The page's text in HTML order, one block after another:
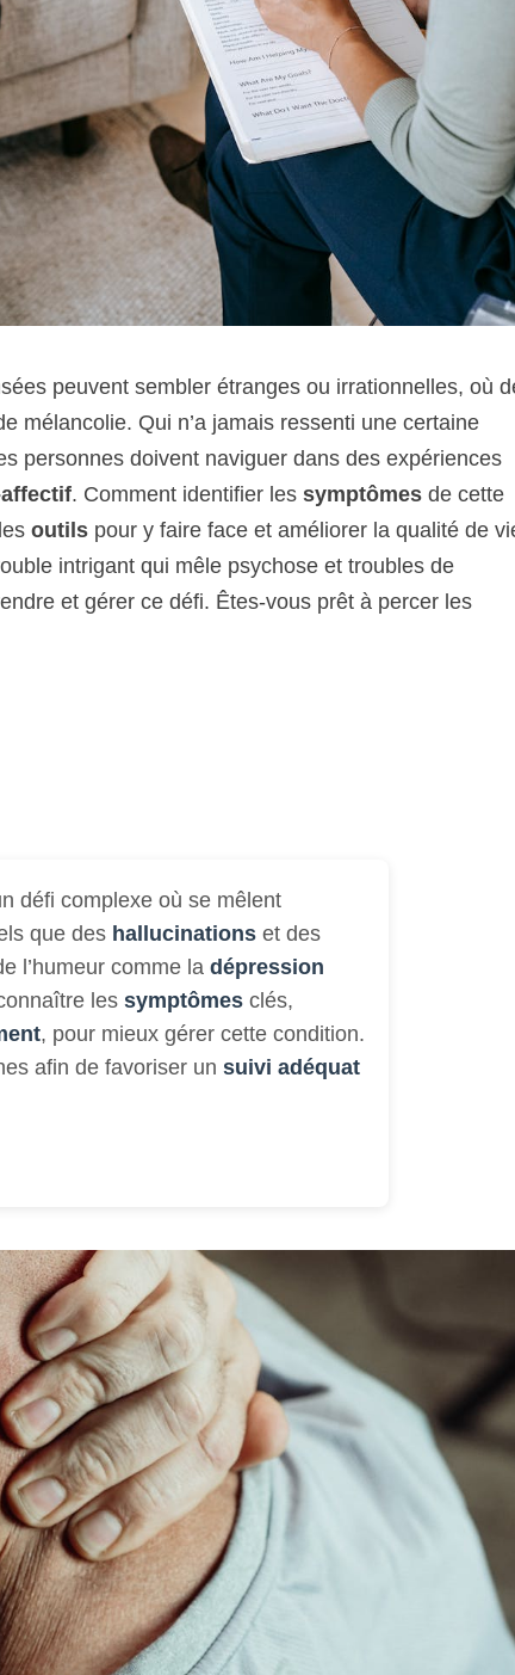
peuvent sembler étranges ou irrationnelles, où
mélancolie. Qui n’a jamais ressenti une certaine
personnes doivent naviguer dans des expériences
. Comment identifier lessymptômes de cette
outils pour y faire face et améliorer la qualité de
intrigant qui mêle psychose et troubles de
et gérer ce défi. Êtes-vous prêt à percer les
défi complexe où se mêlent
que des hallucinationset des
l’humeur comme la dépression
les symptômesclés,
, pour mieux gérer cette condition.
afin de favoriser un suivi adéquat